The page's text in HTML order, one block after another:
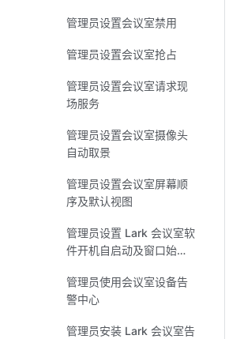
管理员设置会议室禁用
管理员设置会议室抢占
管理员设置会议室请求现
场服务
管理员设置会议室摄像头
自动取景
管理员设置会议室屏幕顺
序及默认视图
管理员设置 Lark 会议室软
件开机自启动及窗口始终
管理员使用会议室设备告
警中心
管理员安装 Lark 会议室告